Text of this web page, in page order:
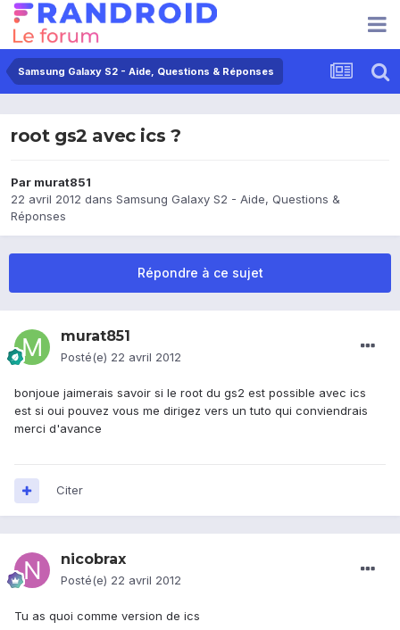
Samsung Galaxy S2 - Aide, Questions & Réponses
root gs2 avec ics ?
Par murat851
22 avril 2012 dans Samsung Galaxy S2 - Aide, Questions &
Réponses
Répondre à ce sujet
murat851
Posté(e) 22 avril 2012
bonjoue jaimerais savoir si le root du gs2 est possible avec ics
est si oui pouvez vous me dirigez vers un tuto qui conviendrais
merci d'avance
Citer
nicobrax
Posté(e) 22 avril 2012
Tu as quoi comme version de ics